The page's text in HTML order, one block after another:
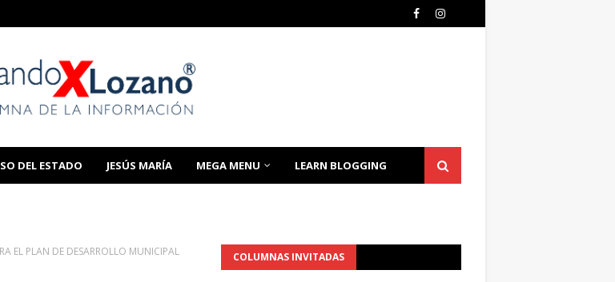
DEL ESTADO JESÚS MARÍA MEGA MENU LEARN BLOGGING
EL PLAN DE DESARROLLO MUNICIPAL
COLUMNAS INVITADAS